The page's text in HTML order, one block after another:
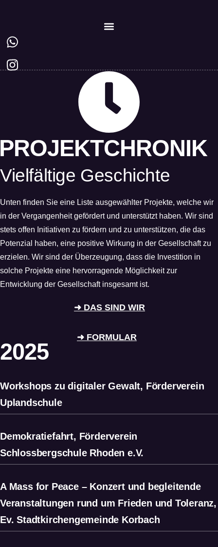
Vielfältige Geschichte
Unten finden Sie eine Liste ausgewählter Projekte, welche wir
in der Vergangenheit gefördert und unterstützt haben. Wir sind
stets offen Initiativen zu fördern und zu unterstützen, die das
Potenzial haben, eine positive Wirkung in der Gesellschaft zu
erzielen. Wir sind der Überzeugung, dass die Investition in
solche Projekte eine hervorragende Möglichkeit zur
Entwicklung der Gesellschaft insgesamt ist.
➜ DAS SIND WIR
➜ FORMULAR
2025
Workshops zu digitaler Gewalt, Förderverein
Uplandschule
Demokratiefahrt, Förderverein
Schlossbergschule Rhoden e.V.
A Mass for Peace – Konzert und begleitende
Veranstaltungen rund um Frieden und Toleranz,
Ev. Stadtkirchengemeinde Korbach